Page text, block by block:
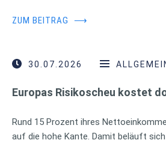
ZUM BEITRAG ⟶
30.07.2026
Europas Risikoscheu kostet
Rund 15 Prozent ihres
auf die hohe Kante. Damit beläuft